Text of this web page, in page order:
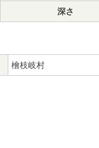
深さ
檜枝岐村